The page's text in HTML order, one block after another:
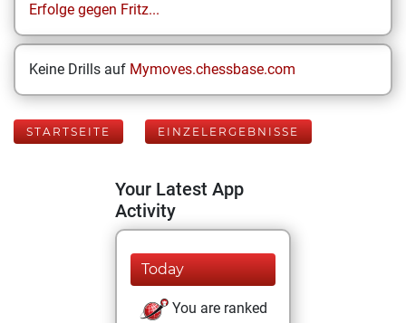
Erfolge gegen Fritz...
Keine Drills auf Mymoves.chessbase.com
STARTSEITE EINZELERGEBNISSE
Your Latest App
Activity
Today
You are ranked